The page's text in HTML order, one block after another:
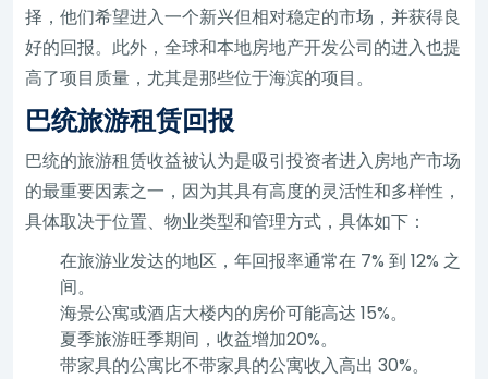
择，他们希望进入一个新兴但相对稳定的市场，并获得良
好的回报。此外，全球和本地房地产开发公司的进入也提
高了项目质量，尤其是那些位于海滨的项目。
巴统旅游租赁回报
巴统的旅游租赁收益被认为是吸引投资者进入房地产市场
的最重要因素之一，因为其具有高度的灵活性和多样性，
具体取决于位置、物业类型和管理方式，具体如下：
在旅游业发达的地区，年回报率通常在 7% 到 12% 之
间。
海景公寓或酒店大楼内的房价可能高达 15%。
夏季旅游旺季期间，收益增加20%。
带家具的公寓比不带家具的公寓收入高出 30%。